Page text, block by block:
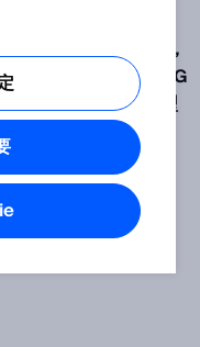
自動化工業大展」，
助台灣企業因應ESG
智慧製造及數位轉型